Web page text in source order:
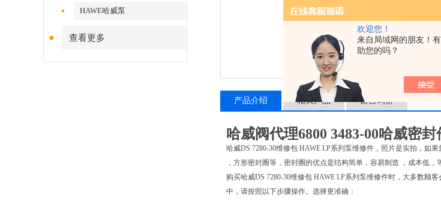
欢迎您！
来自局域网的朋友！
助您的吗？
HAWE哈威泵
查看更多
产品介绍 相关产品 留言询价
哈威阀代理6800 3483-00哈威密
哈威DS 7280-30维修包 HAWE LP系列泵维修件，照片是实拍，如
，方形密封圈等，密封圈的优点是结构简单，容易制造 ，成本低，
购买哈威DS 7280-30维修包 HAWE LP系列泵维修件时，大多数顾
中，请按照以下步骤操作。选择更准确：